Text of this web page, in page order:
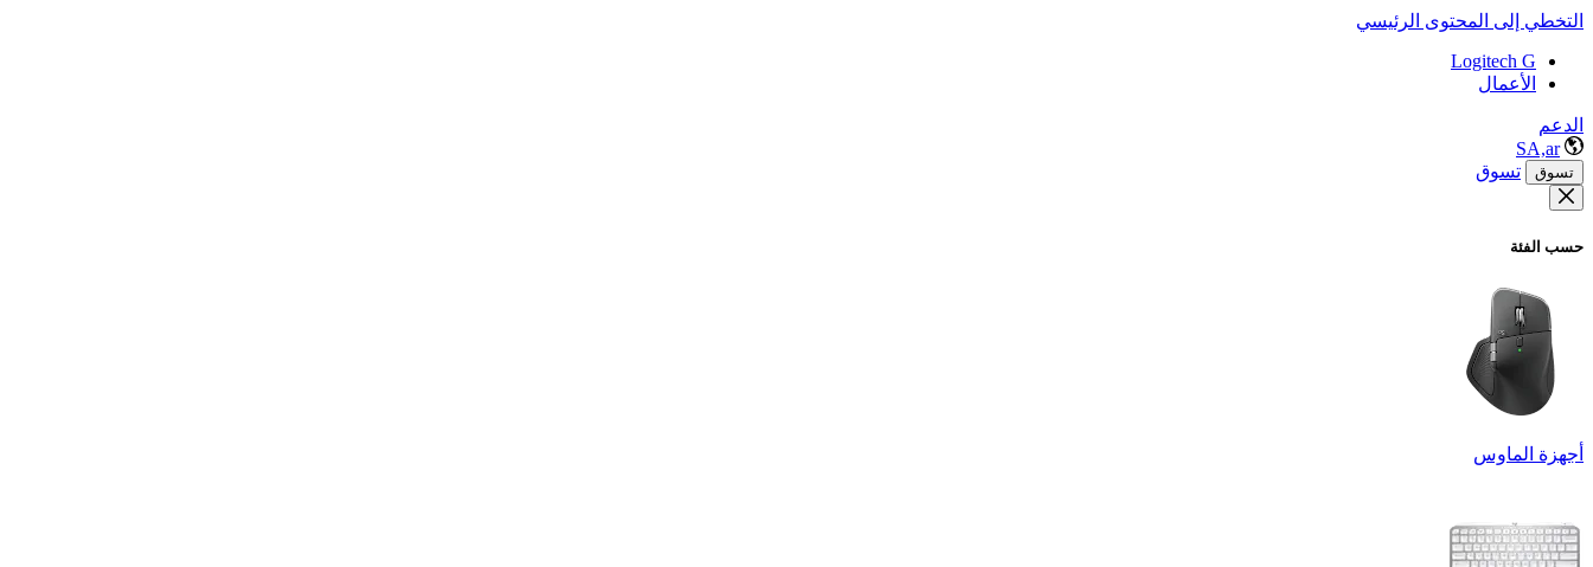
التخطي إلى المحتوى الرئيسي
Logitech G
الأعمال
الدعم
SA,ar
تسوق تسوق
حسب الفئة
أجهزة الماوس